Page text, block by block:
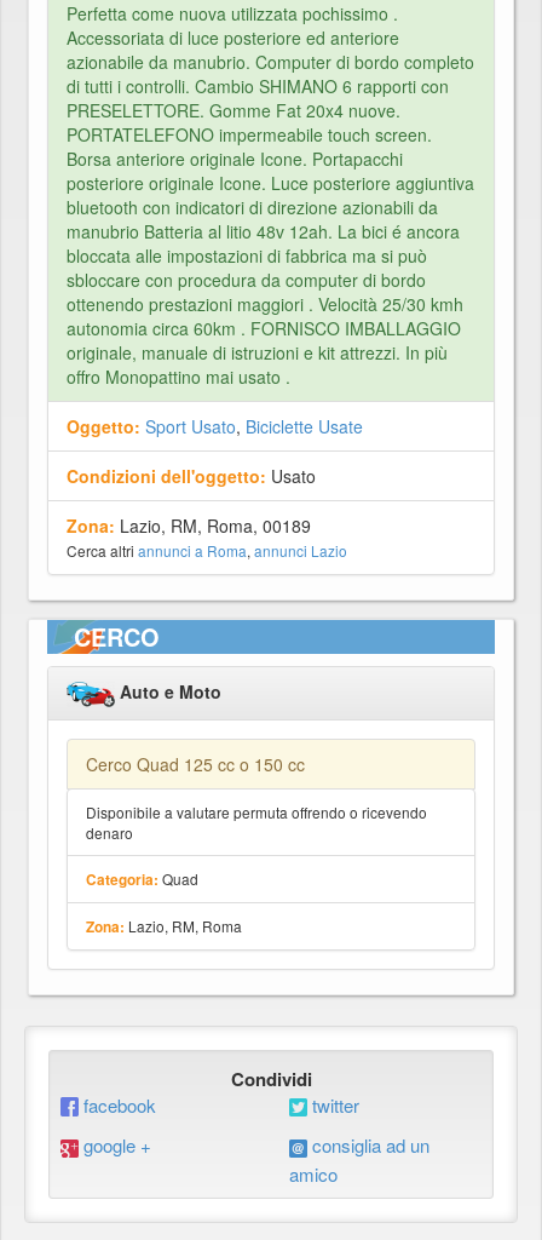
Perfetta come nuova utilizzata pochissimo .
Accessoriata di luce posteriore ed anteriore
azionabile da manubrio. Computer di bordo completo
di tutti i controlli. Cambio SHIMANO 6 rapporti con
PRESELETTORE. Gomme Fat 20x4 nuove.
PORTATELEFONO impermeabile touch screen.
Borsa anteriore originale Icone. Portapacchi
posteriore originale Icone. Luce posteriore aggiuntiva
bluetooth con indicatori di direzione azionabili da
manubrio Batteria al litio 48v 12ah. La bici é ancora
bloccata alle impostazioni di fabbrica ma si può
sbloccare con procedura da computer di bordo
ottenendo prestazioni maggiori . Velocità 25/30 kmh
autonomia circa 60km . FORNISCO IMBALLAGGIO
originale, manuale di istruzioni e kit attrezzi. In più
offro Monopattino mai usato .
Oggetto: Sport Usato, Biciclette Usate
Condizioni dell'oggetto: Usato
Zona: Lazio, RM, Roma, 00189
Cerca altri annunci a Roma, annunci Lazio
CERCO
Auto e Moto
Cerco Quad 125 cc o 150 cc
Disponibile a valutare permuta offrendo o ricevendo
denaro
Categoria: Quad
Zona: Lazio, RM, Roma
Condividi
facebook
twitter
google +
consiglia ad un
amico